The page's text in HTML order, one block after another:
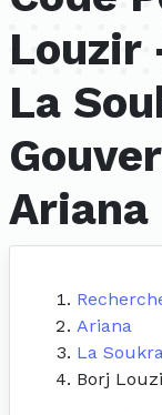
Louzir
La
Ariana
Ariana
La
Borj